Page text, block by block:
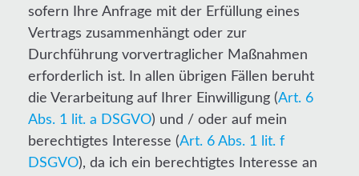
sofern Ihre Anfrage mit der Erfüllung eines
Vertrags zusammenhängt oder zur
Durchführung vorvertraglicher Maßnahmen
erforderlich ist. In allen übrigen Fällen beruht
die Verarbeitung auf Ihrer Einwilligung (Art. 6
Abs. 1 lit. a DSGVO) und / oder auf mein
berechtigtes Interesse (Art. 6 Abs. 1 lit. f
DSGVO), da ich ein berechtigtes Interesse an